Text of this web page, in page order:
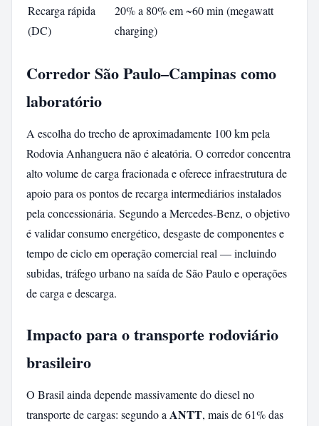
Recarga rápida
(DC)
20% a 80% em ~60 min (megawatt
charging)
Corredor São Paulo–Campinas como
laboratório
A escolha do trecho de aproximadamente 100 km pela
Rodovia Anhanguera não é aleatória. O corredor concentra
alto volume de carga fracionada e oferece infraestrutura de
apoio para os pontos de recarga intermediários instalados
pela concessionária. Segundo a Mercedes-Benz, o objetivo
é validar consumo energético, desgaste de componentes e
tempo de ciclo em operação comercial real — incluindo
subidas, tráfego urbano na saída de São Paulo e operações
de carga e descarga.
Impacto para o transporte rodoviário
brasileiro
O Brasil ainda depende massivamente do diesel no
transporte de cargas: segundo aANTT, mais de 61% das